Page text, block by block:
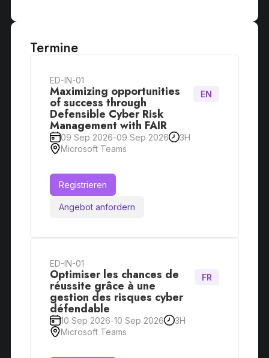
Termine
ED-IN-01
Maximizing opportunities
of success through
Defensible Cyber Risk
Management with FAIR
EN
09 Sep 2026-09 Sep 2026
3H
Microsoft Teams
Registrieren
Angebot anfordern
ED-IN-01
Optimiser les chances de
réussite grâce à une
gestion des risques cyber
défendable
FR
10 Sep 2026-10 Sep 2026
3H
Microsoft Teams